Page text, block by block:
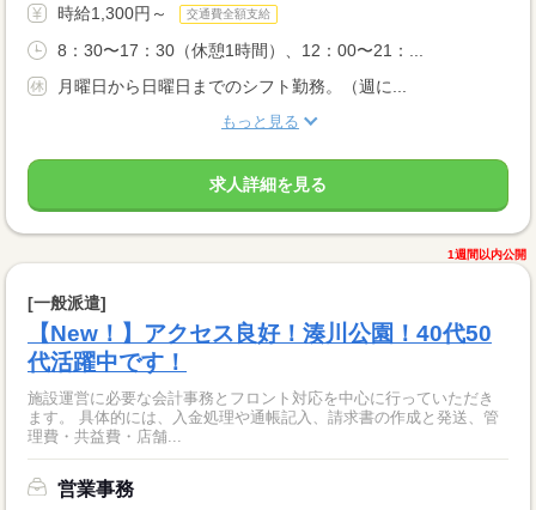
時給1,300円～ 交通費全額支給
8：30〜17：30（休憩1時間）、12：00〜21：...
月曜日から日曜日までのシフト勤務。（週に...
もっと見る
求人詳細を見る
1週間以内公開
[一般派遣]
【New！】アクセス良好！湊川公園！40代50
代活躍中です！
施設運営に必要な会計事務とフロント対応を中心に行っていただき
ます。 具体的には、入金処理や通帳記入、請求書の作成と発送、管
理費・共益費・店舗...
営業事務